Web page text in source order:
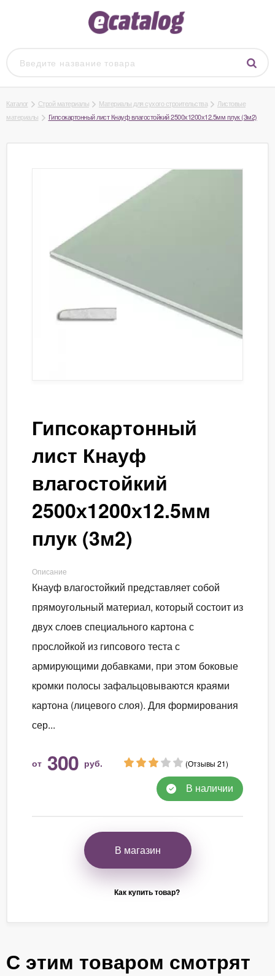
Каталог Строй материалы Материалы для сухого строительства
Листовые
материалы
Гипсокартонный лист Кнауф влагостойкий 2500х1200х12.5мм плук (3м2)
Гипсокартонный
лист Кнауф
влагостойкий
2500х1200х12.5мм
плук (3м2)
Описание
Кнауф влагостойкий представляет собой
прямоугольный материал, который состоит из
двух слоев специального картона с
прослойкой из гипсового теста с
армирующими добавками, при этом боковые
кромки полосы зафальцовываются краями
картона (лицевого слоя). Для формирования
сер...
от 300 руб. (Отзывы 21)
В наличии
В магазин
Как купить товар?
С этим товаром смотрят